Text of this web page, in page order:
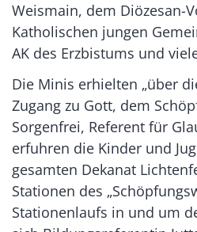
Weismain, dem Diözesan-
Katholischen jungen
AK des Erzbistums und
Die Minis erhielten „über
Zugang zu Gott, dem
Sorgenfrei, Referent für
erfuhren die Kinder und
gesamten Dekanat
Stationen des
Stationenlaufs in und um